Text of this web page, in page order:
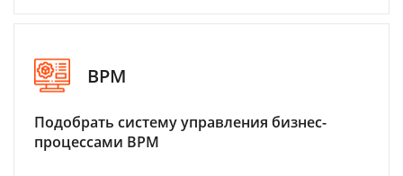
BPM
Подобрать систему управления бизнес-
процессами BPM